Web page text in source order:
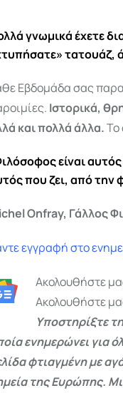
γνωμικά έχετε
τατουάζ,
Εβδομάδα σας
Ιστορικά,
και πολλά άλλα.Το
είναι
που ζει, από την
Onfray, Γάλλος
εγγραφή στο
Ακολουθήστε
Ακολουθήστε
Υποστηρίξτε
ενημερώνει για
φτιαγμένη με
της Ευρώπης.